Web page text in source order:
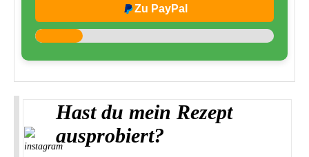
Zu PayPal
Hast du mein Rezept
ausprobiert?